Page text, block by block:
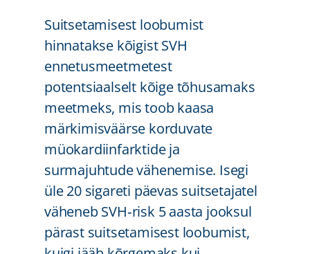
Suitsetamisest loobumist
hinnatakse kõigist SVH
ennetusmeetmetest
potentsiaalselt kõige tõhusamaks
meetmeks, mis toob kaasa
märkimisväärse korduvate
müokardiinfarktide ja
surmajuhtude vähenemise. Isegi
üle 20 sigareti päevas suitsetajatel
väheneb SVH‑risk 5 aasta jooksul
pärast suitsetamisest loobumist,